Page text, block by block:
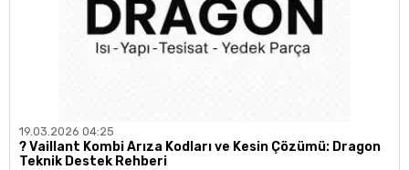
19.03.2026 04:25
?️ Vaillant Kombi Arıza Kodları ve Kesin Çözümü: Dragon
Teknik Destek Rehberi